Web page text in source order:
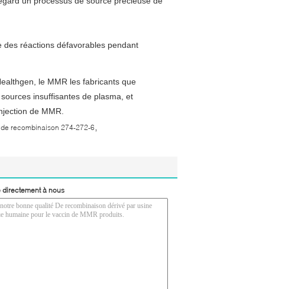
des réactions défavorables pendant
le MMR les fabricants que
insuffisantes de plasma, et
de MMR.
recombinaison 274-272-6
directement à nous